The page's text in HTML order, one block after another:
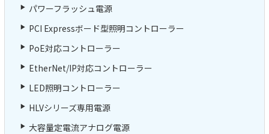
パワーフラッシュ電源
PCI Expressボード型照明コントローラー
PoE対応コントローラー
EtherNet/IP対応コントローラー
LED照明コントローラー
HLVシリーズ専用電源
大容量定電流アナログ電源